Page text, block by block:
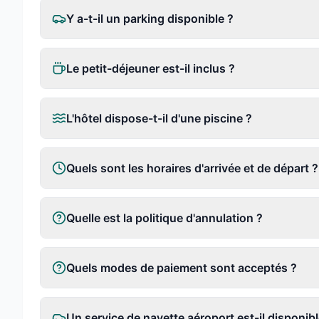
Y a-t-il un parking disponible ?
Le petit-déjeuner est-il inclus ?
L'hôtel dispose-t-il d'une piscine ?
Quels sont les horaires d'arrivée et de départ ?
Quelle est la politique d'annulation ?
Quels modes de paiement sont acceptés ?